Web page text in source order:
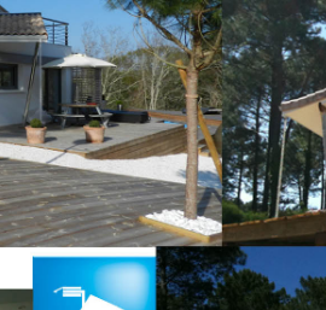
AGRANDISSEMENT DE MAISON
BISCARROSSE
RÉNOVATION IMMOBILIÈRE
BISCARROSSE
MAISONS EN BOIS BISCARROSSE